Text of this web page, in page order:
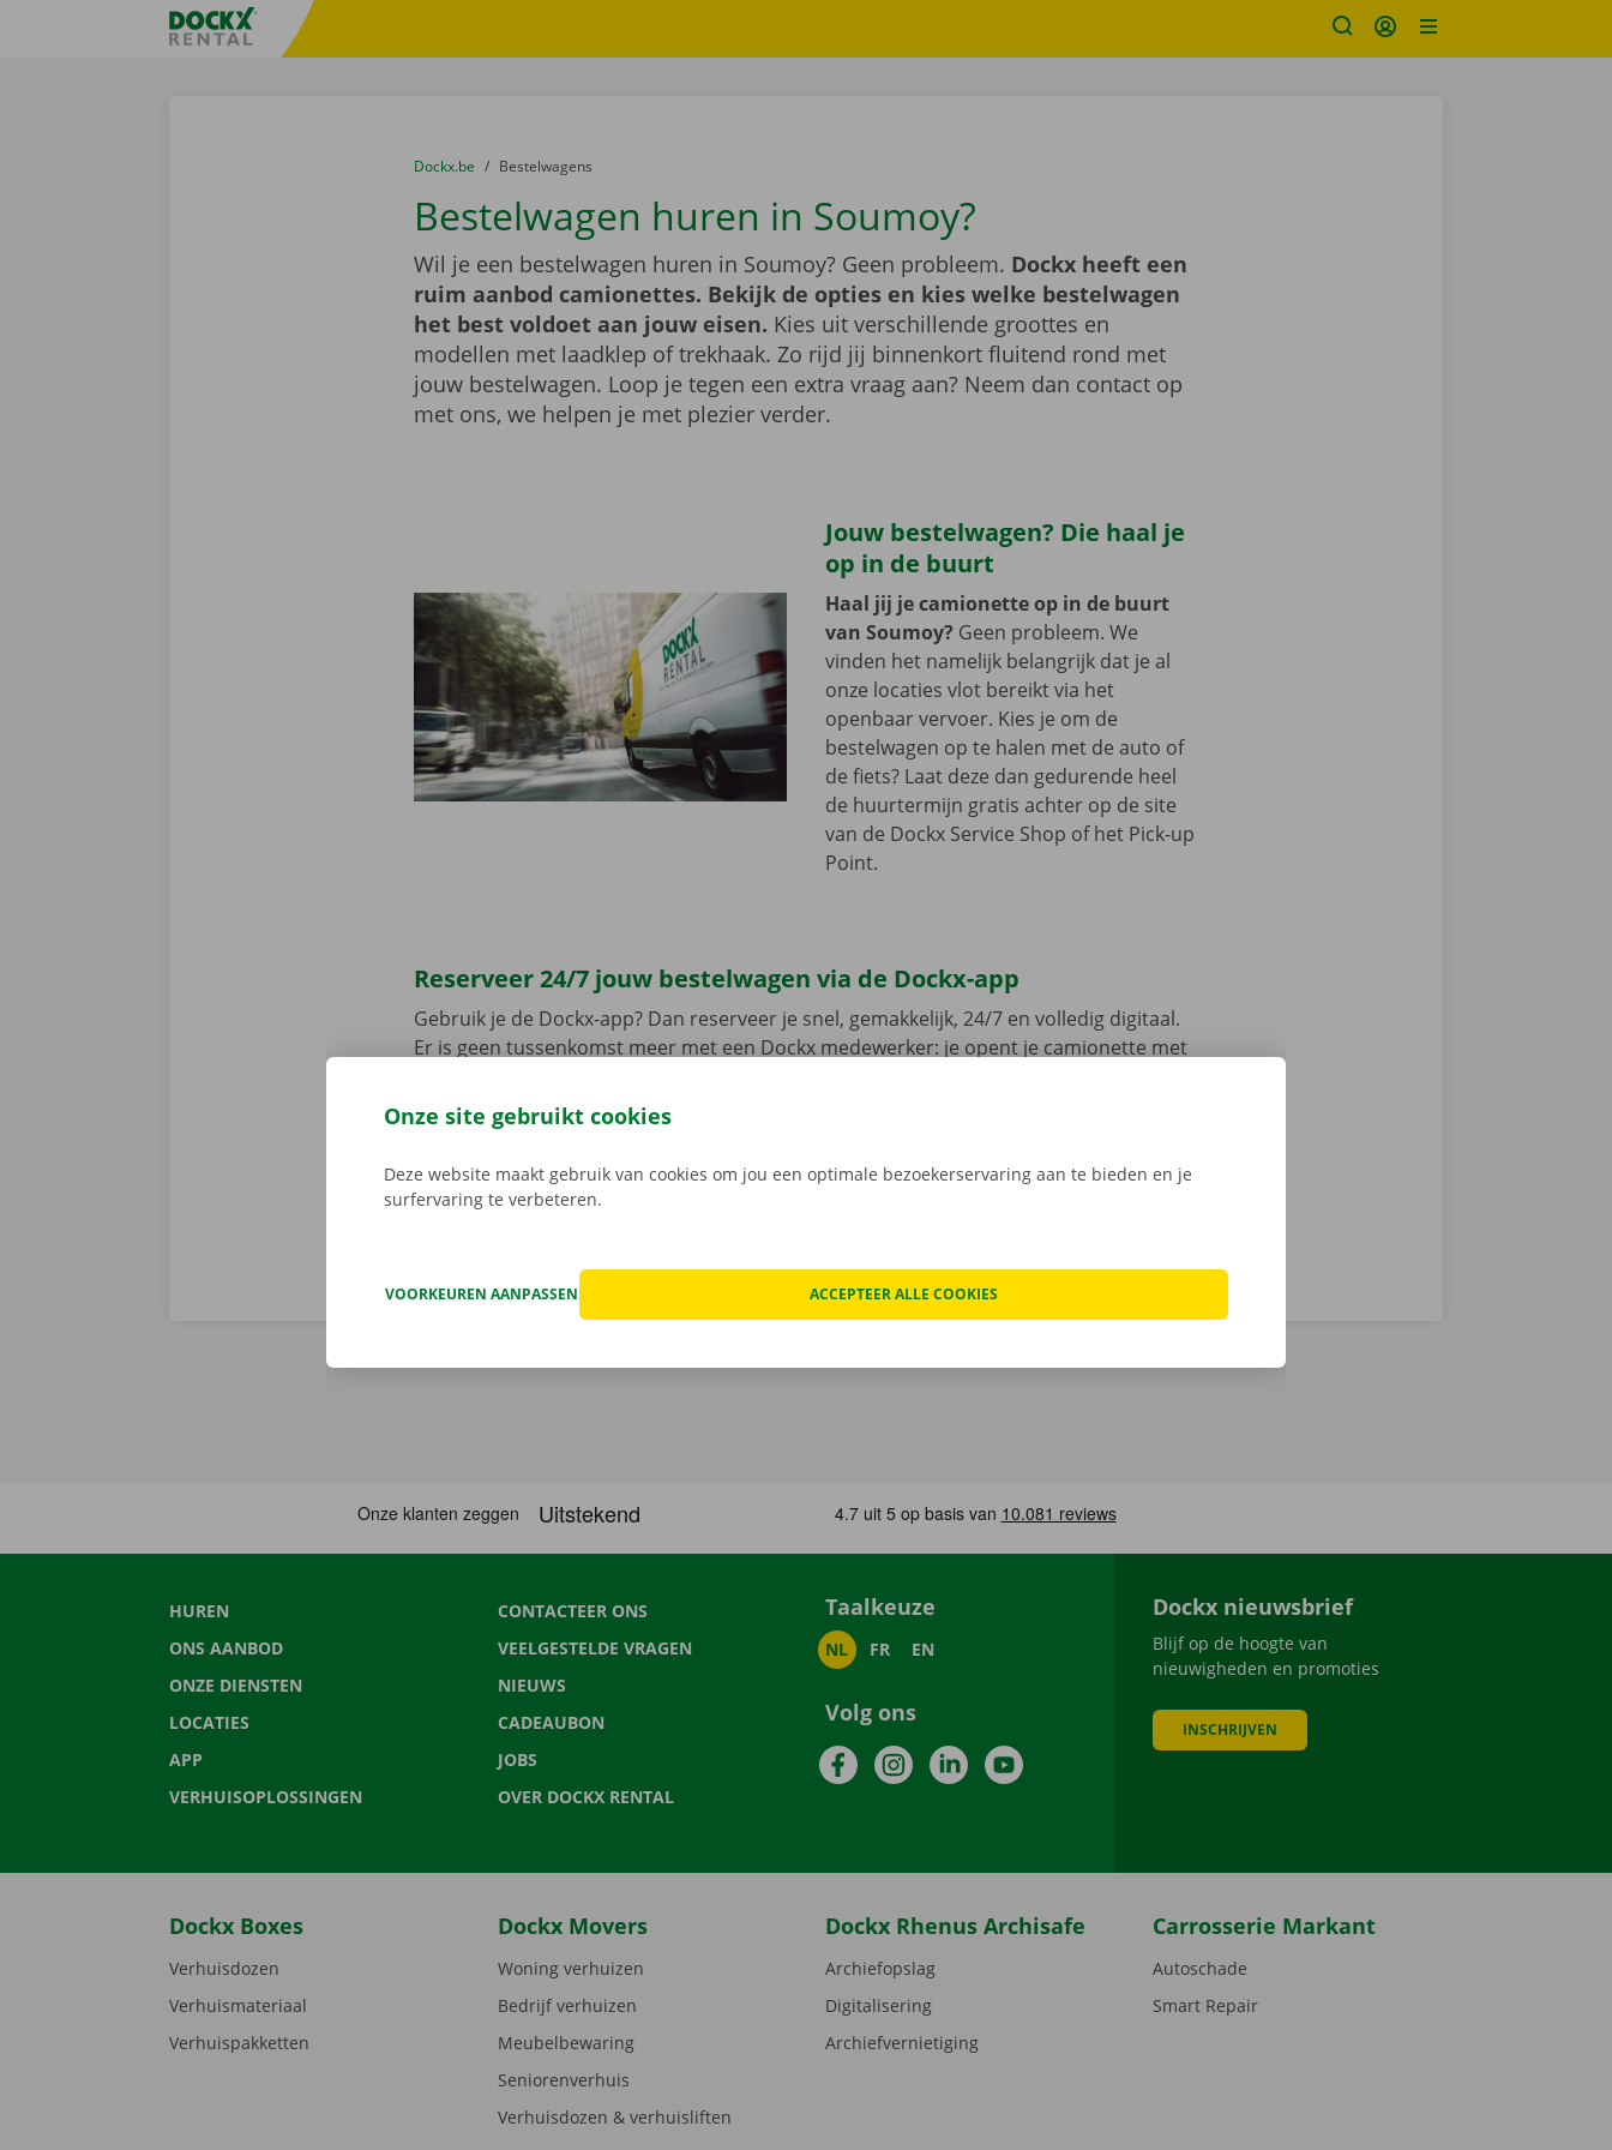
Taalselectie overslaanFratello DEMO
U bevindt zich hier:
van
Dockx.be naar
Bestelwagens
Bestelwagen huren in Soumoy?
Wil je een bestelwagen huren in Soumoy? Geen probleem. Dockx heeft een
ruim aanbod camionettes. Bekijk de opties en kies welke bestelwagen
het best voldoet aan jouw eisen. Kies uit verschillende groottes en
modellen met laadklep of trekhaak. Zo rijd jij binnenkort fluitend rond met
jouw bestelwagen. Loop je tegen een extra vraag aan? Neem dan contact op
met ons, we helpen je met plezier verder.
Jouw bestelwagen? Die haal je
op in de buurt
Haal jij je camionette op in de buurt
van Soumoy? Geen probleem. We
vinden het namelijk belangrijk dat je al
onze locaties vlot bereikt via het
openbaar vervoer. Kies je om de
bestelwagen op te halen met de auto of
de fiets? Laat deze dan gedurende heel
de huurtermijn gratis achter op de site
van de Dockx Service Shop of het Pick-up
Point.
Reserveer 24/7 jouw bestelwagen via de Dockx-app
Gebruik je de Dockx-app? Dan reserveer je snel, gemakkelijk, 24/7 en volledig digitaal.
Er is geen tussenkomst meer met een Dockx medewerker: je opent je camionette met
Download de gratis app voor Android via de
App Store.
HUREN
ONS AANBOD
ONZE DIENSTEN
LOCATIES
APP
VERHUISOPLOSSINGEN
CONTACTEER ONS
VEELGESTELDE VRAGEN
NIEUWS
CADEAUBON
JOBS
OVER DOCKX RENTAL
Taalkeuze
NL FR EN
Volg ons
FacebookInstagramLinkedInYouTube
Dockx nieuwsbrief
Blijf op de hoogte van
nieuwigheden en promoties
INSCHRIJVEN
Dockx Boxes
Verhuisdozen
Verhuismateriaal
Verhuispakketten
Dockx Movers
Woning verhuizen
Bedrijf verhuizen
Meubelbewaring
Seniorenverhuis
Verhuisdozen & verhuisliften
Dockx Rhenus Archisafe
Archiefopslag
Digitalisering
Archiefvernietiging
Carrosserie Markant
Autoschade
Smart Repair
Onze site gebruikt cookies
Deze website maakt gebruik van cookies om jou een optimale bezoekerservaring aan te bieden en je
surfervaring te verbeteren.
VOORKEUREN AANPASSEN ACCEPTEER ALLE COOKIES